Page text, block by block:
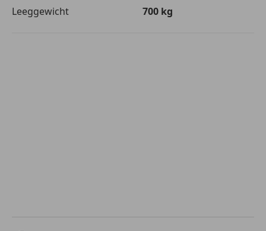
Leeggewicht
700 kg